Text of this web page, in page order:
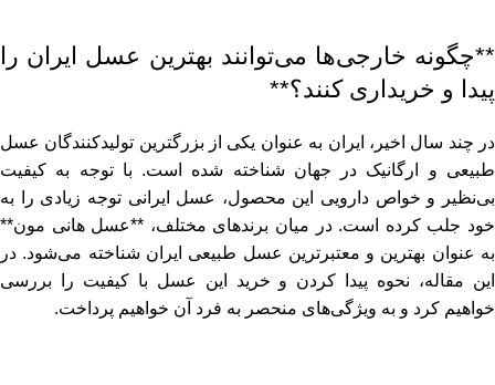
**چگونه خارجی‌ها می‌توانند بهترین عسل ایران را
پیدا و خریداری کنند؟**
در چند سال اخیر، ایران به عنوان یکی از بزرگترین تولیدکنندگان عسل
طبیعی و ارگانیک در جهان شناخته شده است. با توجه به کیفیت
بی‌نظیر و خواص دارویی این محصول، عسل ایرانی توجه زیادی را به
خود جلب کرده است. در میان برندهای مختلف، **عسل هانی مون**
به عنوان بهترین و معتبرترین عسل طبیعی ایران شناخته می‌شود. در
این مقاله، نحوه پیدا کردن و خرید این عسل با کیفیت را بررسی
خواهیم کرد و به ویژگی‌های منحصر به فرد آن خواهیم پرداخت.